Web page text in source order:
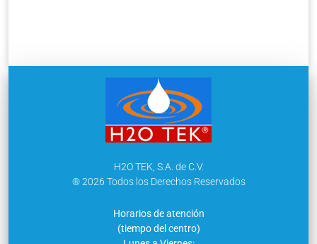
H2O TEK, S.A. de C.V.
® 2026 Todos los Derechos Reservados
Horarios de atención
(tiempo del centro)